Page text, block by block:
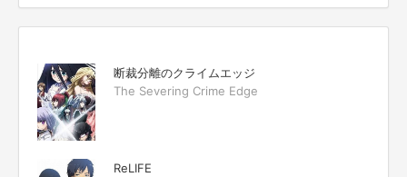
断裁分離のクライムエッジ
The Severing Crime Edge
ReLIFE